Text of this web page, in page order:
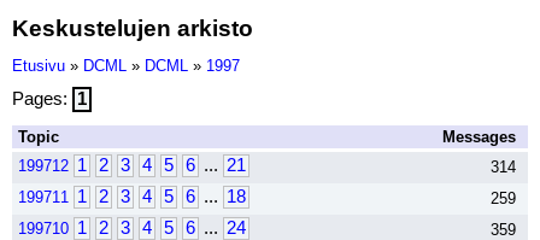
Keskustelujen arkisto
Etusivu » DCML » DCML » 1997
Pages: 1
Topic
Messages
199712 1 2 3 4 5 6 ... 21
314
199711 1 2 3 4 5 6 ... 18
259
199710 1 2 3 4 5 6 ... 24
359